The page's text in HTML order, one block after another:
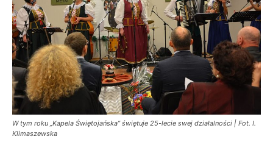
W tym roku „Kapela Świętojańska” świętuje 25-lecie swej działalności | Fot. I.
Klimaszewska